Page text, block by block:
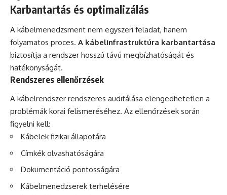
Karbantartás és optimalizálás
A kábelmenedzsment nem egyszeri feladat, hanem
folyamatos proces. A kábelinfrastruktúra karbantartása
biztosítja a rendszer hosszú távú megbízhatóságát és
hatékonyságát.
Rendszeres ellenőrzések
A kábelrendszer rendszeres auditálása elengedhetetlen a
problémák korai felismeréséhez. Az ellenőrzések során
figyelni kell:
Kábelek fizikai állapotára
Címkék olvashatóságára
Dokumentáció pontosságára
Kábelmenedzserek terhelésére